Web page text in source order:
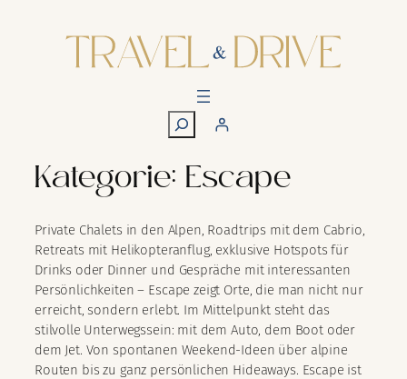
u
h
Kategorie: Escape
Private Chalets in den Alpen, Roadtrips mit dem Cabrio,
Retreats mit Helikopteranflug, exklusive Hotspots für
Drinks oder Dinner und Gespräche mit interessanten
Persönlichkeiten – Escape zeigt Orte, die man nicht nur
erreicht, sondern erlebt. Im Mittelpunkt steht das
stilvolle Unterwegssein: mit dem Auto, dem Boot oder
dem Jet. Von spontanen Weekend-Ideen über alpine
Routen bis zu ganz persönlichen Hideaways. Escape ist